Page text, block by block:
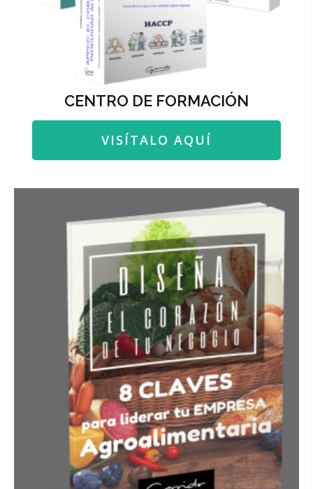
CENTRO DE FORMACIÓN
VISÍTALO AQUÍ